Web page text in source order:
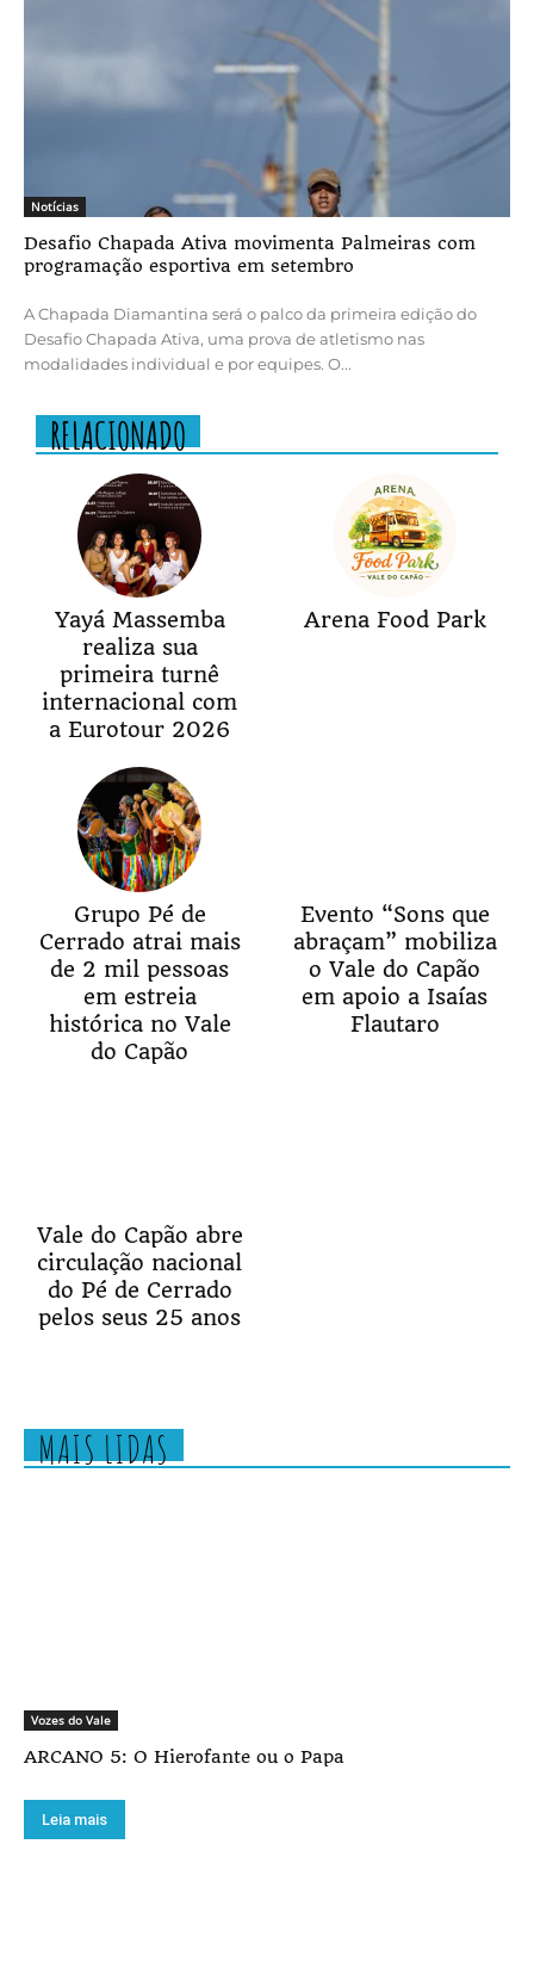
Notícias
Desafio Chapada Ativa movimenta Palmeiras com
programação esportiva em setembro
A Chapada Diamantina será o palco da primeira edição do
Desafio Chapada Ativa, uma prova de atletismo nas
modalidades individual e por equipes. O...
RELACIONADO
Yayá Massemba
realiza sua
primeira turnê
internacional com
a Eurotour 2026
Arena Food Park
Grupo Pé de
Cerrado atrai mais
de 2 mil pessoas
em estreia
histórica no Vale
do Capão
Evento “Sons que
abraçam” mobiliza
o Vale do Capão
em apoio a Isaías
Flautaro
Vale do Capão abre
circulação nacional
do Pé de Cerrado
pelos seus 25 anos
MAIS LIDAS
Vozes do Vale
ARCANO 5: O Hierofante ou o Papa
Leia mais